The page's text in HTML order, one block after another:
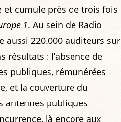
cumule près de trois fois
1. Au sein de Radio
aussi 220.000 auditeurs sur
résultats : l’absence de
publiques, rémunérées
et la couverture du
antennes publiques
là encore aux